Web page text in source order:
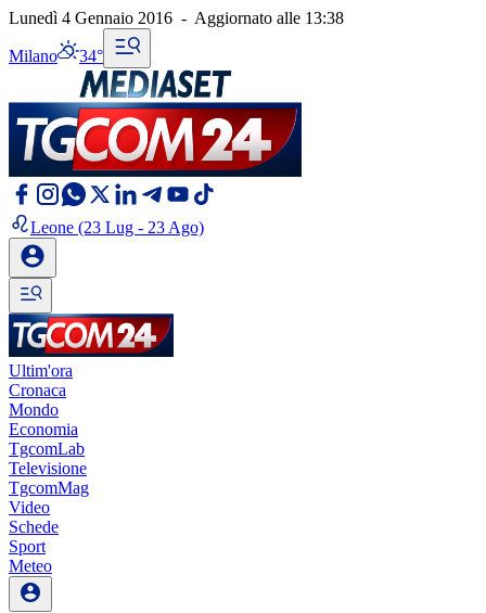
Lunedì 4 Gennaio 2016 - Aggiornato alle 13:38
Milano 34°
Leone (23 Lug - 23 Ago)
Ultim'ora
Cronaca
Mondo
Economia
TgcomLab
Televisione
TgcomMag
Video
Schede
Sport
Meteo